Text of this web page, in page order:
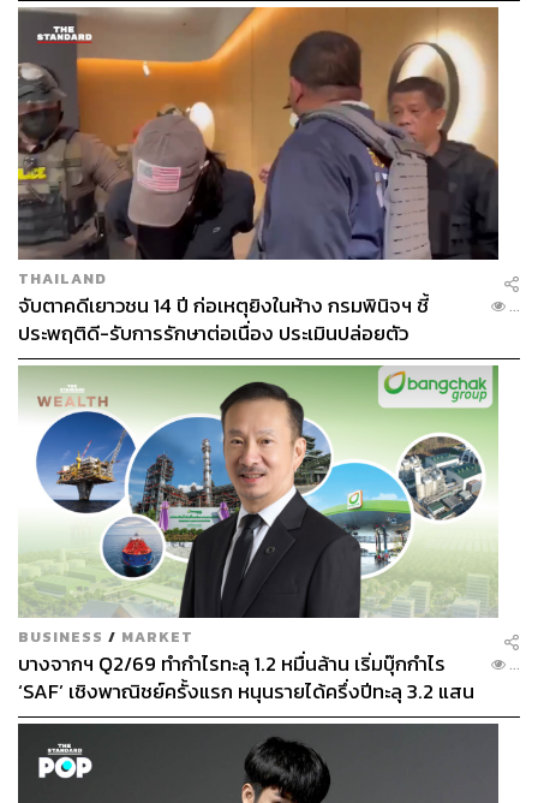
THAILAND
จับตาคดีเยาวชน 14 ปี ก่อเหตุยิงในห้าง กรมพินิจฯ ชี้
ประพฤติดี-รับการรักษาต่อเนื่อง ประเมินปล่อยตัว
...
BUSINESS / MARKET
บางจากฯ Q2/69 ทำกำไรทะลุ 1.2 หมื่นล้าน เริ่มบุ๊กกำไร
‘SAF’ เชิงพาณิชย์ครั้งแรก หนุนรายได้ครึ่งปีทะลุ 3.2 แสน
ล้าน
...